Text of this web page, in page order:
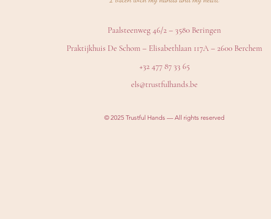
Paalsteenweg 46/2 – 3580 Beringen
Praktijkhuis De Schom – Elisabethlaan 117A – 2600 Berchem
+32 477 87 33 65
els@trustfulhands.be
© 2025 Trustful Hands — All rights reserved